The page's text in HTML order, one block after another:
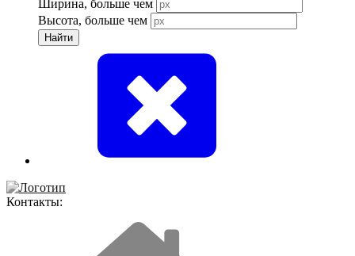
Ширина, больше чем
Высота, больше чем
Найти
Контакты: